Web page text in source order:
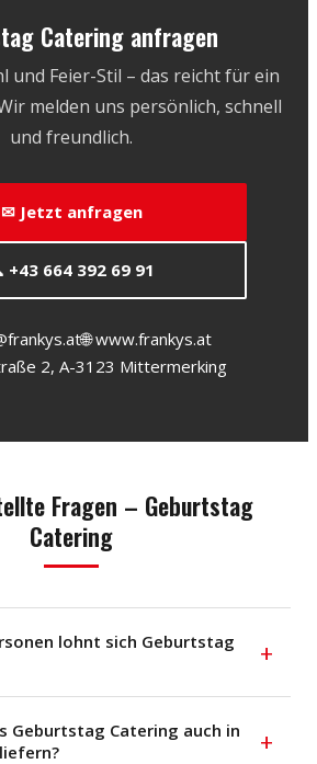
Catering anfragen
und Feier-Stil – das reicht für ein
melden uns persönlich, schnell
und freundlich.
✉ Jetzt anfragen
+43 664 392 69 91
🌐 www.frankys.at
2, A-3123 Mittermerking
Fragen – Geburtstag
Catering
lohnt sich Geburtstag
+
Geburtstag Catering auch in
+